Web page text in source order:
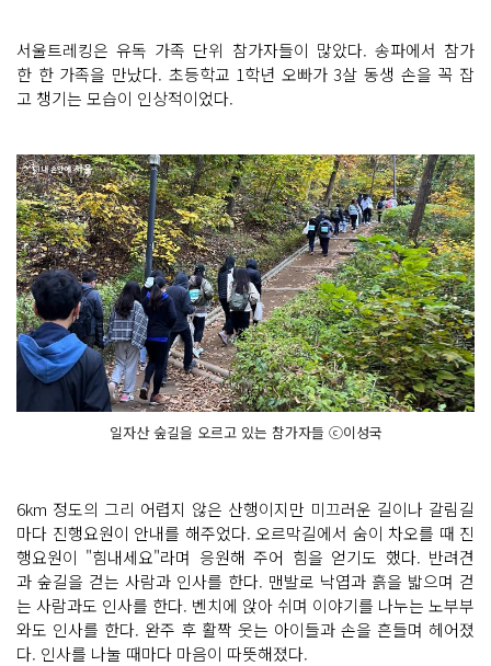
서울트레킹은 유독 가족 단위 참가자들이 많았다. 송파에서 참가
한 한 가족을 만났다. 초등학교 1학년 오빠가 3살 동생 손을 꼭 잡
고 챙기는 모습이 인상적이었다.
일자산 숲길을 오르고 있는 참가자들 ⓒ이성국
6km 정도의 그리 어렵지 않은 산행이지만 미끄러운 길이나 갈림길
마다 진행요원이 안내를 해주었다. 오르막길에서 숨이 차오를 때 진
행요원이 "힘내세요"라며 응원해 주어 힘을 얻기도 했다. 반려견
과 숲길을 걷는 사람과 인사를 한다. 맨발로 낙엽과 흙을 밟으며 걷
는 사람과도 인사를 한다. 벤치에 앉아 쉬며 이야기를 나누는 노부부
와도 인사를 한다. 완주 후 활짝 웃는 아이들과 손을 흔들며 헤어졌
다. 인사를 나눌 때마다 마음이 따뜻해졌다.